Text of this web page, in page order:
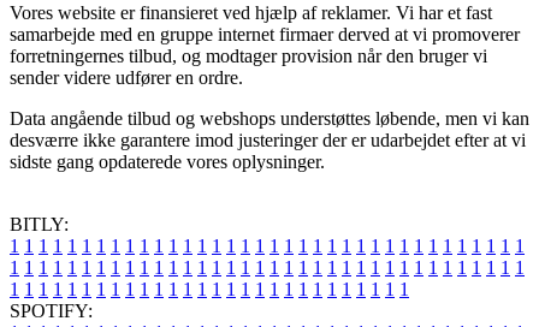
Vores website er finansieret ved hjælp af reklamer. Vi har et fast
samarbejde med en gruppe internet firmaer derved at vi promoverer
forretningernes tilbud, og modtager provision når den bruger vi
sender videre udfører en ordre.
Data angående tilbud og webshops understøttes løbende, men vi kan
desværre ikke garantere imod justeringer der er udarbejdet efter at vi
sidste gang opdaterede vores oplysninger.
BITLY:
1 1 1 1 1 1 1 1 1 1 1 1 1 1 1 1 1 1 1 1 1 1 1 1 1 1 1 1 1 1 1 1 1 1 1 1
1 1 1 1 1 1 1 1 1 1 1 1 1 1 1 1 1 1 1 1 1 1 1 1 1 1 1 1 1 1 1 1 1 1 1 1
1 1 1 1 1 1 1 1 1 1 1 1 1 1 1 1 1 1 1 1 1 1 1 1 1 1 1 1
SPOTIFY: